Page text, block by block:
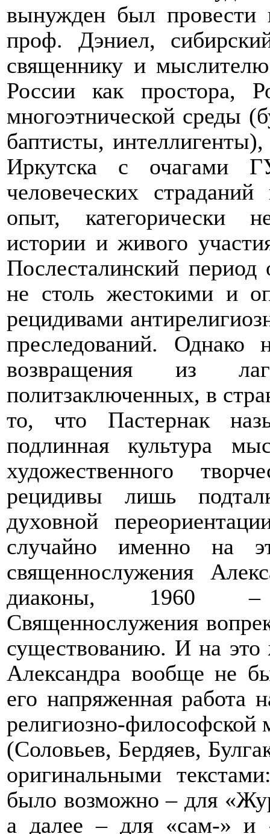
вынужден был провести
проф. Дэниел,
священнику и
России как простора,
многоэтнической среды
баптисты,
Иркутска с очагами
человеческих
опыт, категорически
истории и живого
Послесталинский
не столь жестокими и
рецидивами
преследований.
возвращения из
политзаключенных, в
то, что Пастернак
подлинная культура
художественного
рецидивы лишь
духовной
случайно именно на
священнослужения
диаконы, 1960 –
Священнослужения
существованию. И на
Александра вообще не
его напряженная работа
религиозно-
(Соловьев, Бердяев,
оригинальными
было возможно – для
а далее – для «сам-» и